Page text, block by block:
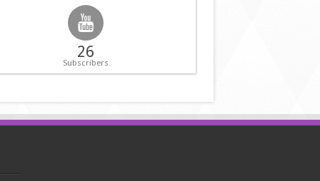
26
Subscribers